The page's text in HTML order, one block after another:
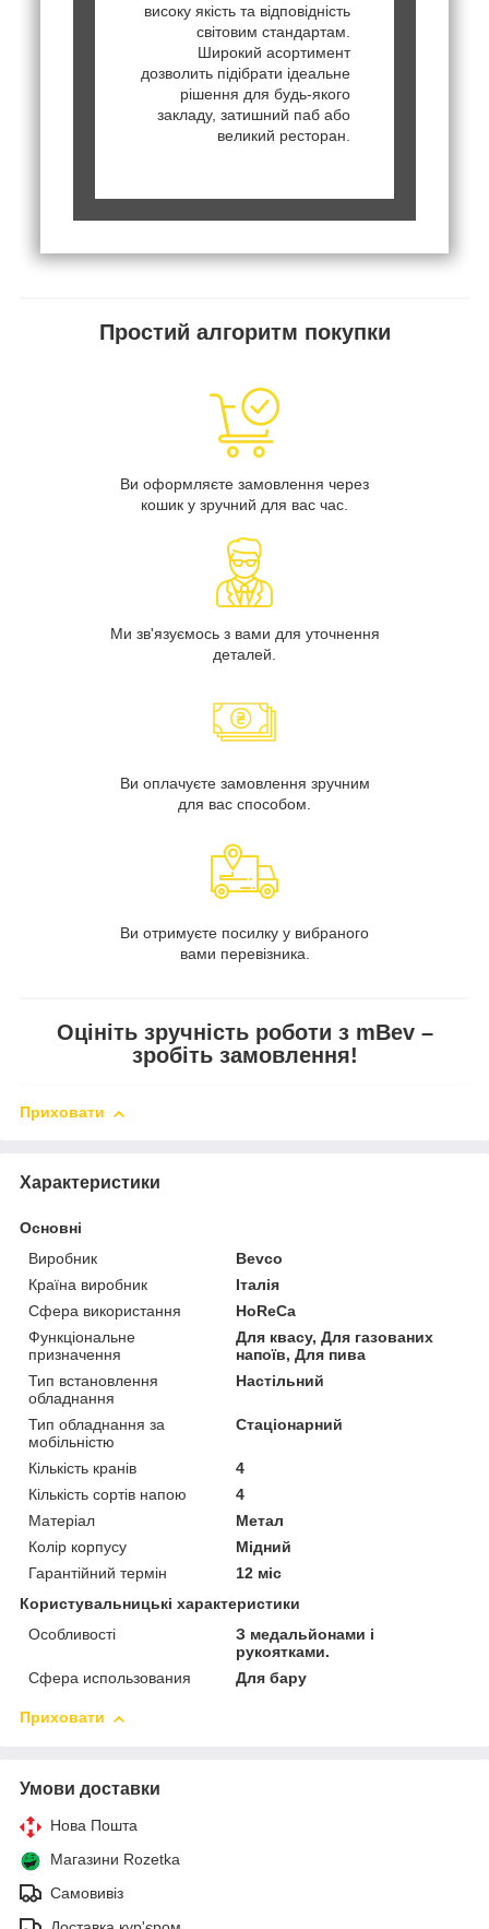
високу якість та відповідність
світовим стандартам.
Широкий асортимент
дозволить підібрати ідеальне
рішення для будь-якого
закладу, затишний паб або
великий ресторан.
Простий алгоритм покупки
Ви оформляєте замовлення через
кошик у зручний для вас час.
Ми зв'язуємось з вами для уточнення
деталей.
Ви оплачуєте замовлення зручним
для вас способом.
Ви отримуєте посилку у вибраного
вами перевізника.
Оцініть зручність роботи з mBev –
зробіть замовлення!
Приховати
Характеристики
Основні
Виробник
Bevco
Країна виробник
Італія
Сфера використання
HoReCa
Функціональне
призначення
Для квасу, Для газованих
напоїв, Для пива
Тип встановлення
обладнання
Настільний
Тип обладнання за
мобільністю
Стаціонарний
Кількість кранів
4
Кількість сортів напою
4
Матеріал
Метал
Колір корпусу
Мідний
Гарантійний термін
12 міс
Користувальницькі характеристики
Особливості
З медальйонами і
рукоятками.
Сфера использования
Для бару
Приховати
Умови доставки
Нова Пошта
Магазини Rozetka
Самовивіз